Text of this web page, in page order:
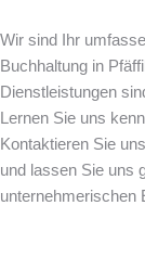
Wir sind Ihr
Buchhaltung in
Dienstleistungen
Lernen Sie uns
Kontaktieren Sie
und lassen Sie uns
unternehmerischen